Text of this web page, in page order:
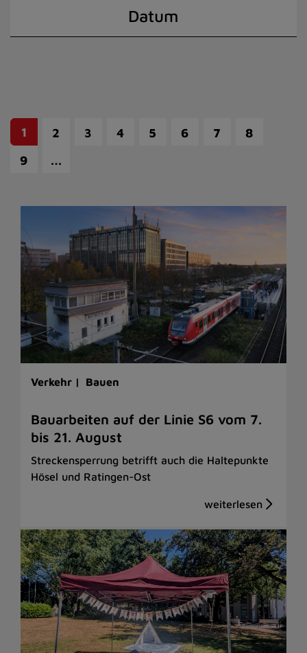
Datum
1 2 3 4 5 6 7
8
9
…
Verkehr | Bauen
Bauarbeiten auf der Linie S6 vom 7.
bis 21. August
Streckensperrung betrifft auch die Haltepunkte
Hösel und Ratingen-Ost